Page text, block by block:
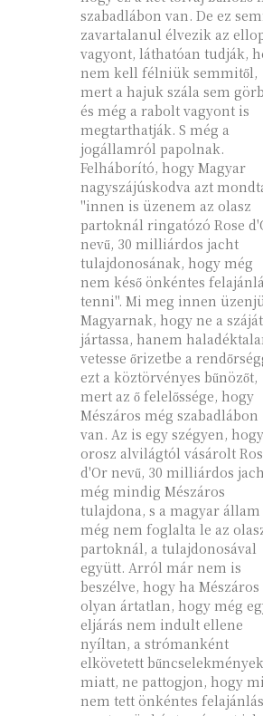
szabadlábon van. De ez
zavartalanul élvezik az
vagyont, láthatóan tudják,
nem kell félniük semmitől,
mert a hajuk szála sem
és még a rabolt vagyont is
megtarthatják. S még a
jogállamról papolnak.
Felháborító, hogy Magyar
nagyszájúskodva azt
"innen is üzenem az olasz
partoknál ringatózó Rose
nevű, 30 milliárdos jacht
tulajdonosának, hogy még
nem késő önkéntes
tenni". Mi meg innen
Magyarnak, hogy ne a száját
jártassa, hanem
vetesse őrizetbe a
ezt a köztörvényes bűnözőt,
mert az ő felelőssége, hogy
Mészáros még szabadlábon
van. Az is egy szégyen,
orosz alvilágtól vásárolt
d'Or nevű, 30 milliárdos
még mindig Mészáros
tulajdona, s a magyar állam
még nem foglalta le az
partoknál, a tulajdonosával
együtt. Arról már nem is
beszélve, hogy ha Mészáros
olyan ártatlan, hogy még
eljárás nem indult ellene
nyíltan, a strómanként
elkövetett bűncselekmények
miatt, ne pattogjon, hogy
nem tett önkéntes